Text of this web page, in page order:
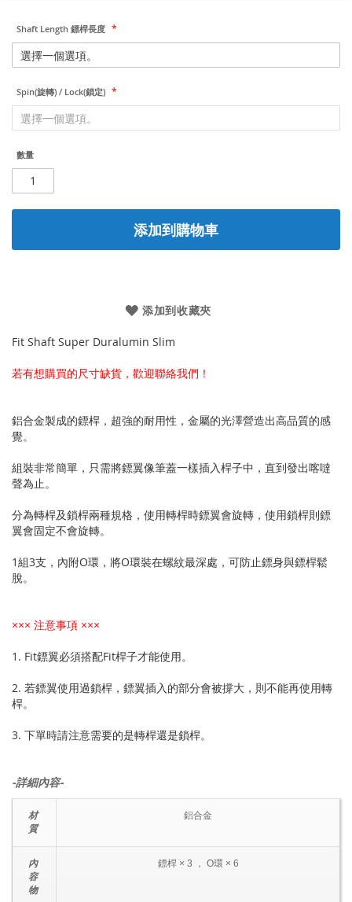
Shaft Length 鏢桿長度
Spin(旋轉) / Lock(鎖定)
數量
添加到購物車
添加到收藏夾
Fit Shaft Super Duralumin Slim
若有想購買的尺寸缺貨，歡迎聯絡我們！
鋁合金製成的鏢桿，超強的耐用性，金屬的光澤營造出高品質的感
覺。
組裝非常簡單，只需將鏢翼像筆蓋一樣插入桿子中，直到發出喀噠
聲為止。
分為轉桿及鎖桿兩種規格，使用轉桿時鏢翼會旋轉，使用鎖桿則鏢
翼會固定不會旋轉。
1組3支，內附O環，將O環裝在螺紋最深處，可防止鏢身與鏢桿鬆
脫。
××× 注意事項 ×××
1. Fit鏢翼必須搭配Fit桿子才能使用。
2. 若鏢翼使用過鎖桿，鏢翼插入的部分會被撐大，則不能再使用轉
桿。
3. 下單時請注意需要的是轉桿還是鎖桿。
-詳細內容-
材
質
鋁合金
內
容
物
鏢桿 × 3 ， O環 × 6